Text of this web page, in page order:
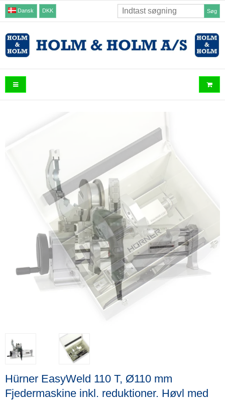
Dansk DKK Søg
Hürner EasyWeld 110 T, Ø110 mm
Fjedermaskine inkl. reduktioner. Høvl med